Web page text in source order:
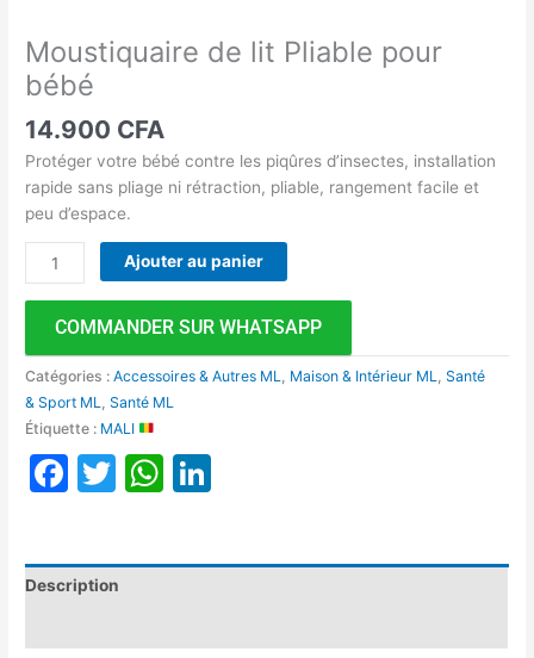
Moustiquaire de lit Pliable pour
bébé
14.900 CFA
Protéger votre bébé contre les piqûres d’insectes, installation
rapide sans pliage ni rétraction, pliable, rangement facile et
peu d’espace.
Ajouter au panier
COMMANDER SUR WHATSAPP
Catégories :Accessoires & Autres ML, Maison & Intérieur ML,Santé
& Sport ML,Santé ML
Étiquette : MALI
Facebook
TwitterWhatsApp
Description